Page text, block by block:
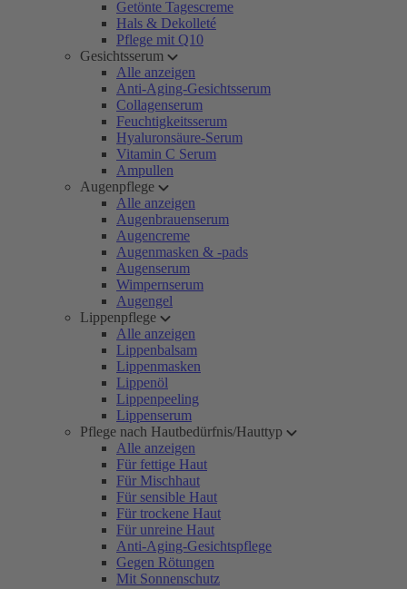
Getönte Tagescreme
Hals & Dekolleté
Pflege mit Q10
Gesichtsserum
Alle anzeigen
Anti-Aging-Gesichtsserum
Collagenserum
Feuchtigkeitsserum
Hyaluronsäure-Serum
Vitamin C Serum
Ampullen
Augenpflege
Alle anzeigen
Augenbrauenserum
Augencreme
Augenmasken & -pads
Augenserum
Wimpernserum
Augengel
Lippenpflege
Alle anzeigen
Lippenbalsam
Lippenmasken
Lippenöl
Lippenpeeling
Lippenserum
Pflege nach Hautbedürfnis/Hauttyp
Alle anzeigen
Für fettige Haut
Für Mischhaut
Für sensible Haut
Für trockene Haut
Für unreine Haut
Anti-Aging-Gesichtspflege
Gegen Rötungen
Mit Sonnenschutz